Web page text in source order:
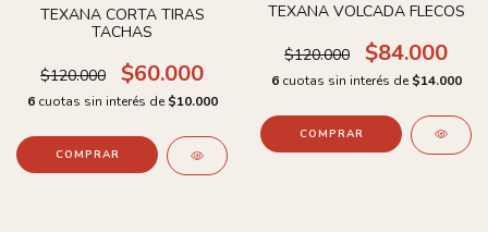
TEXANA CORTA TIRAS
TACHAS
$120.000 $60.000
6 cuotas sin interés de $10.000
COMPRAR
TEXANA VOLCADA FLECOS
$120.000 $84.000
6 cuotas sin interés de $14.000
COMPRAR